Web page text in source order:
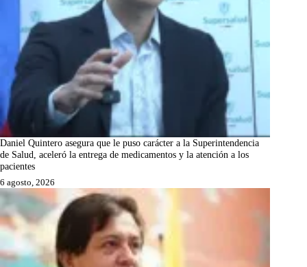
Daniel Quintero asegura que le puso carácter a la Superintendencia
de Salud, aceleró la entrega de medicamentos y la atención a los
pacientes
6 agosto, 2026